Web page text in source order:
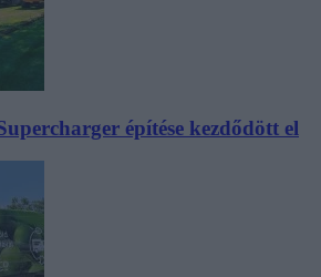
építése kezdődött el